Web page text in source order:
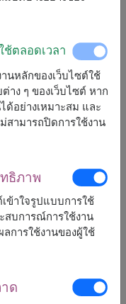
ด้
฿1,500
ขียนข้อความ
จากที่เห็นในรูปบ้าง
ที่จัดส่ง
ช้ตลอดเวลา
นหลักของเว็บไซต์ใช้
าง ๆ ของเว็บไซต์ หาก
ด้อย่างเหมาะสม และ
สามารถปิดการใช้งาน
ธิภาพ
ข้าใจรูปแบบการใช้
สบการณ์การใช้งาน
การใช้งานของผู้ใช้
ด